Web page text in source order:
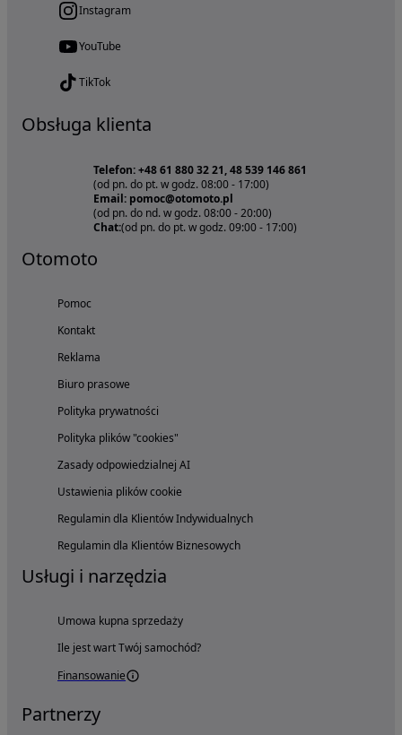
Instagram
YouTube
TikTok
Obsługa klienta
Telefon: +48 61 880 32 21, 48 539 146 861
(od pn. do pt. w godz. 08:00 - 17:00)
Email: pomoc@otomoto.pl
(od pn. do nd. w godz. 08:00 - 20:00)
Chat:(od pn. do pt. w godz. 09:00 - 17:00)
Otomoto
Pomoc
Kontakt
Reklama
Biuro prasowe
Polityka prywatności
Polityka plików "cookies"
Zasady odpowiedzialnej AI
Ustawienia plików cookie
Regulamin dla Klientów Indywidualnych
Regulamin dla Klientów Biznesowych
Usługi i narzędzia
Umowa kupna sprzedaży
Ile jest wart Twój samochód?
Finansowanie
Partnerzy